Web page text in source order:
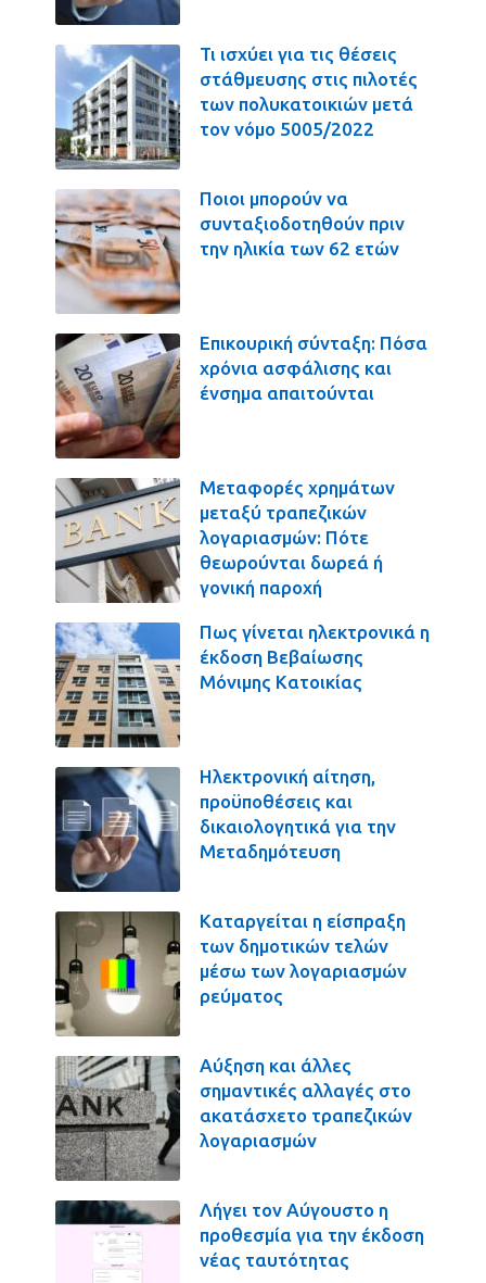
Τι ισχύει για τις θέσεις
στάθμευσης στις πιλοτές
των πολυκατοικιών μετά
τον νόμο 5005/2022
Ποιοι μπορούν να
συνταξιοδοτηθούν πριν
την ηλικία των 62 ετών
Επικουρική σύνταξη: Πόσα
χρόνια ασφάλισης και
ένσημα απαιτούνται
Μεταφορές χρημάτων
μεταξύ τραπεζικών
λογαριασμών: Πότε
θεωρούνται δωρεά ή
γονική παροχή
Πως γίνεται ηλεκτρονικά η
έκδοση Βεβαίωσης
Μόνιμης Κατοικίας
Ηλεκτρονική αίτηση,
προϋποθέσεις και
δικαιολογητικά για την
Μεταδημότευση
Καταργείται η είσπραξη
των δημοτικών τελών
μέσω των λογαριασμών
ρεύματος
Αύξηση και άλλες
σημαντικές αλλαγές στο
ακατάσχετο τραπεζικών
λογαριασμών
Λήγει τον Αύγουστο η
προθεσμία για την έκδοση
νέας ταυτότητας